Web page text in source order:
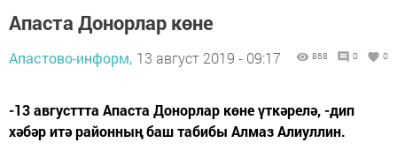
Апаста Донорлар көне
Апастово-информ, 13 август 2019 - 09:17 868 0 0
-13 августтта Апаста Донорлар көне үткәрелә, -дип
хәбәр итә районның баш табибы Алмаз Алиуллин.